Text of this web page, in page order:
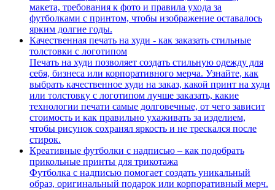
макета, требования к фото и правила ухода за
футболками с принтом, чтобы изображение оставалось
ярким долгие годы.
Качественная печать на худи - как заказать стильные
толстовки с логотипом
Печать на худи позволяет создать стильную одежду для
себя, бизнеса или корпоративного мерча. Узнайте, как
выбрать качественное худи на заказ, какой принт на худи
или толстовку с логотипом лучше заказать, какие
технологии печати самые долговечные, от чего зависит
стоимость и как правильно ухаживать за изделием,
чтобы рисунок сохранял яркость и не трескался после
стирок.
Креативные футболки с надписью – как подобрать
прикольные принты для трикотажа
Футболка с надписью помогает создать уникальный
образ, оригинальный подарок или корпоративный мерч.